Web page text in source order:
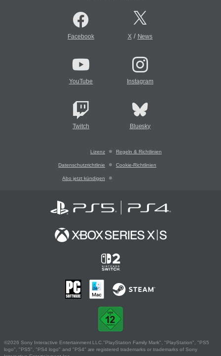
Facebook X/ News
YouTube Instagram
Twitch Bluesky
Lizenz Regeln & Richtlinien
Datenschutzrichtlinie Cookie-Richtlinien
Abo jetzt kündigen
©2026 Sony Interactive Entertainment LLC."PlayStation Family Mark", "PlayStation", "PS5
logo", "PS5", "PS4 logo" and "PS4" are registered trademarks or trademarks of Sony